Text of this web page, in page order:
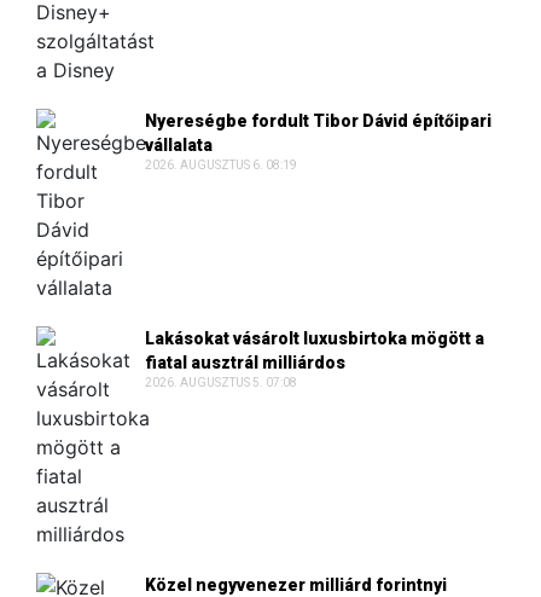
Nyereségbe fordult Tibor Dávid építőipari
vállalata
2026. AUGUSZTUS 6. 08:19
Lakásokat vásárolt luxusbirtoka mögött a
fiatal ausztrál milliárdos
2026. AUGUSZTUS 5. 07:08
Közel negyvenezer milliárd forintnyi